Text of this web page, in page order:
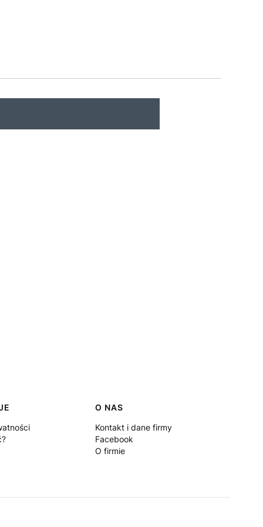
O NAS
Kontakt i dane firmy
Facebook
O firmie